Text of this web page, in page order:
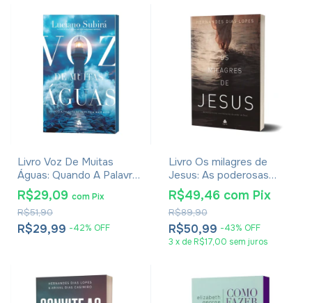
Livro Voz De Muitas
Águas: Quando A Palavra
De Deus Fala Mais Alto -
Luciano Subirá
R$29,99 -42% OFF
R$51,90
R$29,09 comPix
Livro Os milagres de
Jesus: As poderosas
manifestações do poder
de Deus - Hernandes
Dias Lopes
R$50,99 -43% OFF
R$89,90
R$49,46 com Pix
3 x de R$17,00 sem juros